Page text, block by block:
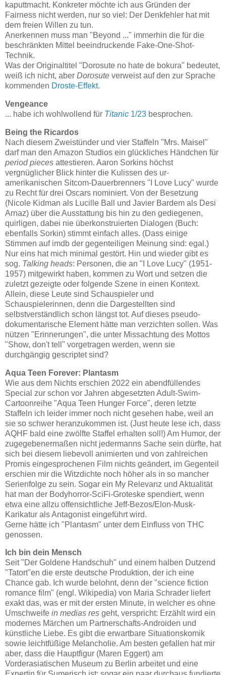
kaputtmacht. Konkreter möchte ich aus Gründen der
Fairness nicht werden, nur so viel: Der Denkfehler hat mit
dem freien Willen zu tun.
Anerkennen muss man "Beyond ..." immerhin die für die
beschränkten Mittel beeindruckende Fake-One-Shot-
Technik.
Was der Originaltitel "Dorosute no hate de bokura" bedeutet,
weiß ich nicht, aber Dorosute verweist auf den zur Sprache
kommenden Droste-Effekt.
Vengeance
... habe ich wohlwollend für Titanic 1/23 besprochen.
Being the Ricardos
Nach diesem Zweistünder und vier Staffeln "Mrs. Maisel"
darf man den Amazon Studios ein glückliches Händchen für
period pieces attestieren. Aaron Sorkins höchst
vergnüglicher Blick hinter die Kulissen des ur-
amerikanischen Sitcom-Dauerbrenners "I Love Lucy" wurde
zu Recht für drei Oscars nominiert. Von der Besetzung
(Nicole Kidman als Lucille Ball und Javier Bardem als Desi
Arnaz) über die Ausstattung bis hin zu den gediegenen,
quirligen, dabei nie überkonstruierten Dialogen (Buch:
ebenfalls Sorkin) stimmt einfach alles. (Dass einige
Stimmen auf imdb der gegenteiligen Meinung sind: egal.)
Nur eins hat mich minimal gestört. Hin und wieder gibt es
sog. Talking heads: Personen, die an "I Love Lucy" (1951-
1957) mitgewirkt haben, kommen zu Wort und setzen die
zuletzt gezeigte oder folgende Szene in einen Kontext.
Allein, diese Leute sind Schauspieler und
Schauspielerinnen, denn die Dargestellten sind
selbstverständlich schon längst tot. Auf dieses pseudo-
dokumentarische Element hätte man verzichten sollen. Was
nützen "Erinnerungen", die unter Missachtung des Mottos
"Show, don't tell" vorgetragen werden, wenn sie
durchgängig gescriptet sind?
Aqua Teen Forever: Plantasm
Wie aus dem Nichts erschien 2022 ein abendfüllendes
Special zur schon vor Jahren abgesetzten Adult-Swim-
Cartoonreihe "Aqua Teen Hunger Force", deren letzte
Staffeln ich leider immer noch nicht gesehen habe, weil an
sie so schwer heranzukommen ist. (Just heute lese ich, dass
AQHF bald eine zwölfte Staffel erhalten soll!) Am Humor, der
zugegebenermaßen nicht jedermanns Sache sein dürfte, hat
sich bei diesem liebevoll animierten und von zahlreichen
Promis eingesprochenen Film nichts geändert, im Gegenteil
erschien mir die Witzdichte noch höher als in so mancher
Serienfolge zu sein. Sogar ein My Relevanz und Aktualität
hat man der Bodyhorror-SciFi-Groteske spendiert, wenn
etwa eine allzu offensichtliche Jeff-Bezos/Elon-Musk-
Karikatur als Antagonist eingeführt wird.
Gerne hätte ich "Plantasm" unter dem Einfluss von THC
genossen.
Ich bin dein Mensch
Seit "Der Goldene Handschuh" und einem halben Dutzend
"Tatort"en die erste deutsche Produktion, der ich eine
Chance gab. Ich wurde belohnt, denn der "science fiction
romance film" (engl. Wikipedia) von Maria Schrader liefert
exakt das, was er mit der ersten Minute, in welcher es ohne
Umschweife in medias res geht, verspricht: Erzählt wird ein
modernes Märchen um Partnerschafts-Androiden und
künstliche Liebe. Es gibt die erwartbare Situationskomik
sowie leichtfüßige Melancholie. Am besten gefallen hat mir
aber, dass die Hauptfigur (Maren Eggert) am
Vorderasiatischen Museum zu Berlin arbeitet und eine